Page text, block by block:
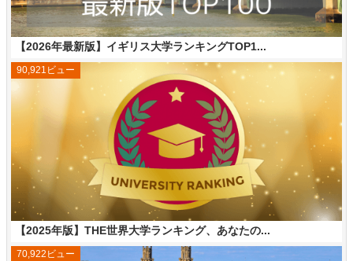
【2026年最新版】イギリス大学ランキングTOP1...
【2025年版】THE世界大学ランキング、あなたの...
90,921ビュー
70,922ビュー